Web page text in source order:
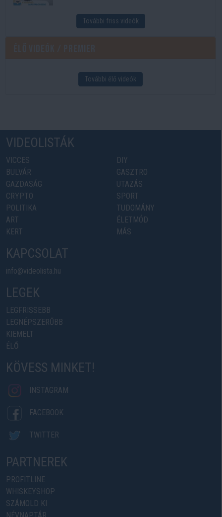
További friss videók
További élő videók
VIDEOLISTÁK
VICCES
BULVÁR
GAZDASÁG
CRYPTO
POLITIKA
ART
KERT
DIY
GASZTRO
UTAZÁS
SPORT
TUDOMÁNY
ÉLETMÓD
MÁS
KAPCSOLAT
info@videolista.hu
LEGEK
LEGFRISSEBB
LEGNÉPSZERŰBB
KIEMELT
ÉLŐ
KÖVESS MINKET!
INSTAGRAM
FACEBOOK
TWITTER
PARTNEREK
PROFITLINE
WHISKEYSHOP
SZÁMOLD KI